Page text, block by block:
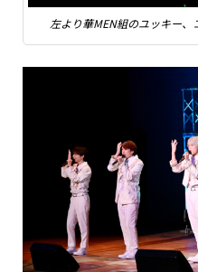
左より華MEN組のユッキー